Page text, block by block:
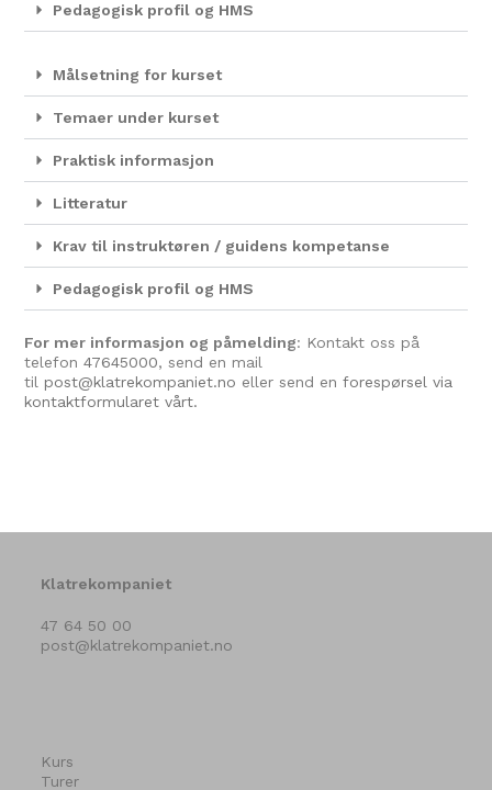
Pedagogisk profil og HMS
Målsetning for kurset
Temaer under kurset
Praktisk informasjon
Litteratur
Krav til instruktøren / guidens kompetanse
Pedagogisk profil og HMS
For mer informasjon og påmelding: Kontakt oss på
telefon47645000, send en mail
til post@klatrekompaniet.no eller send enforespørsel via
kontaktformularet vårt.
Klatrekompaniet
47 64 50 00
post@klatrekompaniet.no
Kurs
Turer